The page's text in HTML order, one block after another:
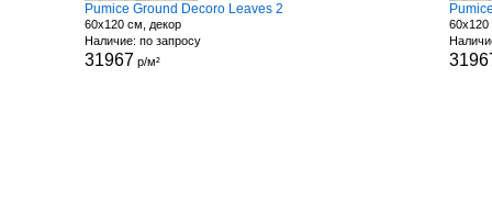
Pumice Ground Decoro Leaves 2
60x120 см, декор
Наличие: по запросу
31967 р/м²
60x120